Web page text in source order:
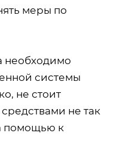
меры по
необходимо
системы
не стоит
не так
помощью к